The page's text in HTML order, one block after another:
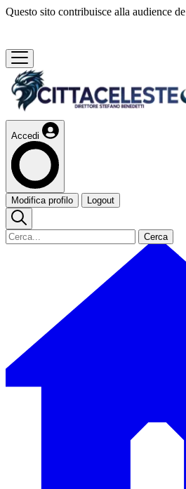
Questo sito contribuisce alla audience de
Accedi
Modifica profilo Logout
Cerca